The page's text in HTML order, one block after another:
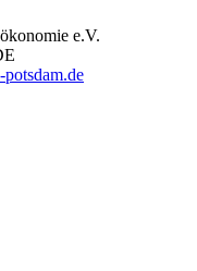
e.V.
potsdam.de